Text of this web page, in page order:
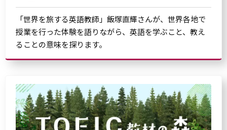
「世界を旅する英語教師」飯塚直輝さんが、世界各地で
授業を行った体験を語りながら、英語を学ぶこと、教え
ることの意味を探ります。